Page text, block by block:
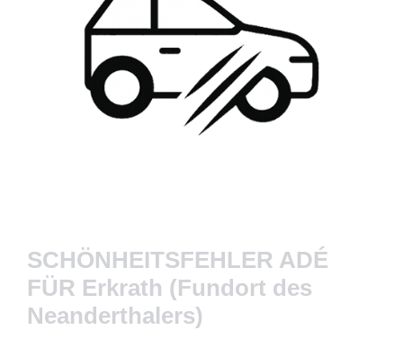
SCHÖNHEITSFEHLER ADÉ
FÜR Erkrath (Fundort des
Neanderthalers)